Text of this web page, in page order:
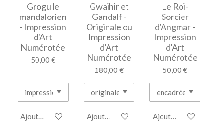
Grogu le
mandalorien
- Impression
d'Art
Numérotée
50,00 €
Ajouter au panier
Gwaihir et
Gandalf -
Originale ou
Impression
d'Art
Numérotée
180,00 €
Ajouter au panier
Le Roi-
Sorcier
d'Angmar -
Impression
d'Art
Numérotée
50,00 €
Ajouter au panier